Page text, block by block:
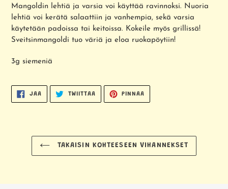
Mangoldin lehtiä ja varsia voi käyttää ravinnoksi. Nuoria
lehtiä voi kerätä salaattiin ja vanhempia, sekä varsia
käytetään padoissa tai keitoissa. Kokeile myös grillissä!
Sveitsinmangoldi tuo väriä ja eloa ruokapöytiin!
3g siemeniä
JAA
FACEBOOKISSA
TWIITTAA TWIITTAA
TWITTERISSÄ
PINNAA
TAKAISIN KOHTEESEEN VIHANNEKSET